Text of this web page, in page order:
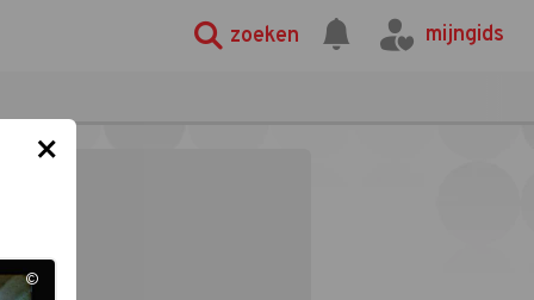
zoeken mijngids
×
©